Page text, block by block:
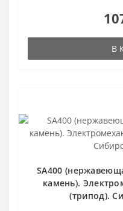
В
SA400
камень).
(трипод).